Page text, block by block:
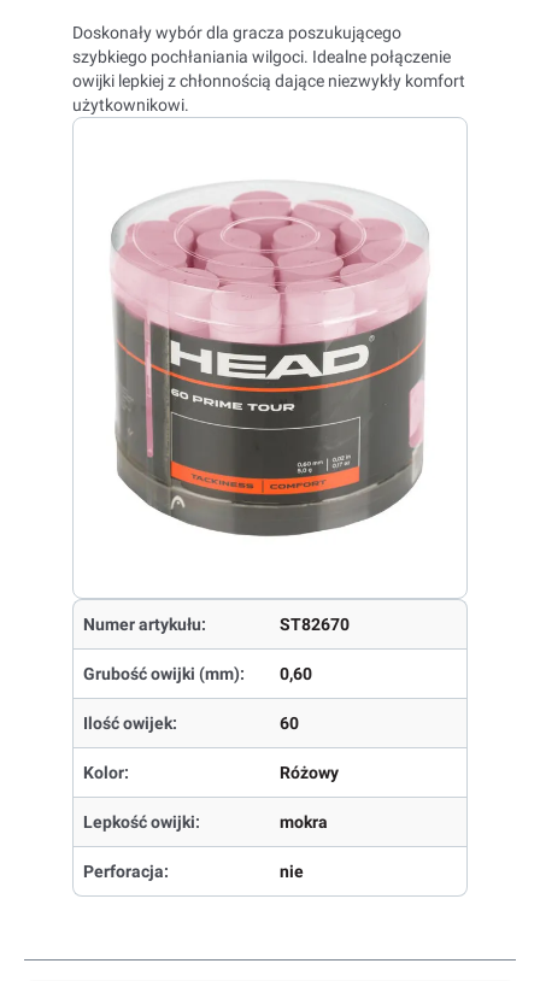
Doskonały wybór dla gracza poszukującego
szybkiego pochłaniania wilgoci. Idealne połączenie
owijki lepkiej z chłonnością dające niezwykły komfort
użytkownikowi.
Numer artykułu: ST82670
Grubość owijki (mm): 0,60
Ilość owijek: 60
Kolor: Różowy
Lepkość owijki: mokra
Perforacja: nie